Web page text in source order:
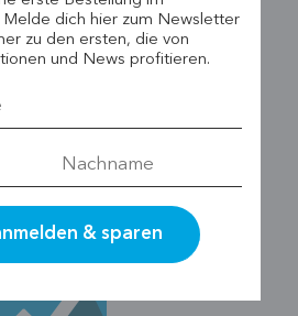
erstellen
Melde dich hier zum Newsletter
zu den ersten, die von
und News profitieren.